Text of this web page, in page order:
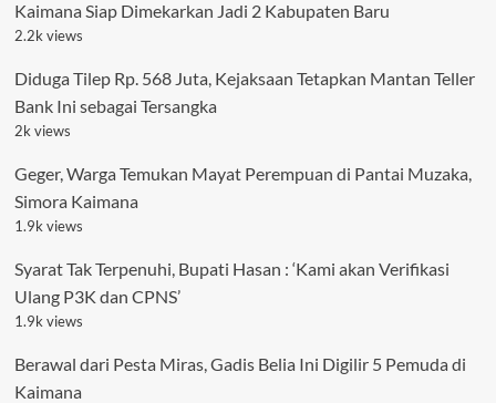
Kaimana Siap Dimekarkan Jadi 2 Kabupaten Baru
2.2k views
Diduga Tilep Rp. 568 Juta, Kejaksaan Tetapkan Mantan Teller
Bank Ini sebagai Tersangka
2k views
Geger, Warga Temukan Mayat Perempuan di Pantai Muzaka,
Simora Kaimana
1.9k views
Syarat Tak Terpenuhi, Bupati Hasan : ‘Kami akan Verifikasi
Ulang P3K dan CPNS’
1.9k views
Berawal dari Pesta Miras, Gadis Belia Ini Digilir 5 Pemuda di
Kaimana